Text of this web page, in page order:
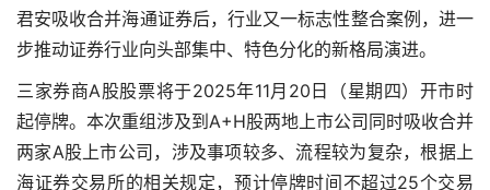
君安吸收合并海通证券后，行业又一标志性整合案例，进一
步推动证券行业向头部集中、特色分化的新格局演进。
三家券商A股股票将于2025年11月20日（星期四）开市时
起停牌。本次重组涉及到A+H股两地上市公司同时吸收合并
两家A股上市公司，涉及事项较多、流程较为复杂，根据上
海证券交易所的相关规定，预计停牌时间不超过25个交易